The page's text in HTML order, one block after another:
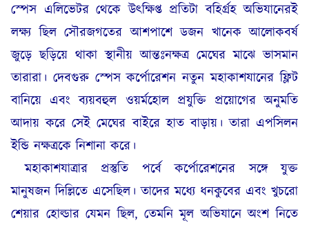
স্পেস এলিভেটর থেকে উৎক্ষিপ্ত প্রতিটা বহির্গ্রহ অভিযানেরই
লক্ষ্য ছিল সৌরজগতের আশপাশে ডজন খানেক আলোকবর্ষ
জুড়ে ছড়িয়ে থাকা স্থানীয় আন্তঃনক্ষত্র মেঘের মাঝে ভাসমান
তারারা। দেবগুরু স্পেস কর্পোরেশন নতুন মহাকাশযানের ফ্লিট
বানিয়ে এবং ব্যয়বহুল ওয়র্মহোল প্রযুক্তি প্রয়োগের অনুমতি
আদায় করে সেই মেঘের বাইরে হাত বাড়ায়। তারা এপসিলন
ইন্ডি নক্ষত্রকে নিশানা করে।
মহাকাশযাত্রার প্রস্তুতি পর্বে কর্পোরেশনের সঙ্গে যুক্ত
মানুষজন দিল্লিতে এসেছিল। তাদের মধ্যে ধনকুবের এবং খুচরো
শেয়ার হোল্ডার যেমন ছিল, তেমনি মূল অভিযানে অংশ নিতে